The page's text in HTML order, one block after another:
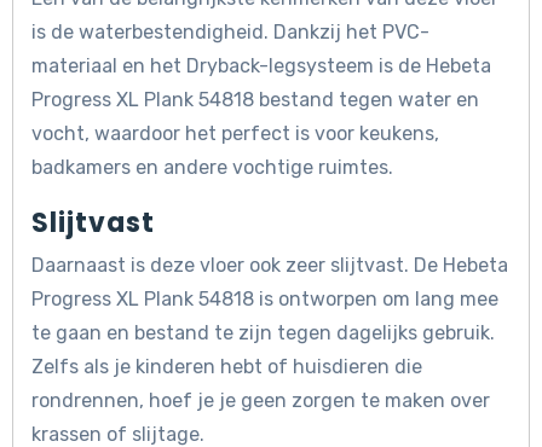
is de waterbestendigheid. Dankzij het PVC-
materiaal en het Dryback-legsysteem is de Hebeta
Progress XL Plank 54818 bestand tegen water en
vocht, waardoor het perfect is voor keukens,
badkamers en andere vochtige ruimtes.
Slijtvast
Daarnaast is deze vloer ook zeer slijtvast. De Hebeta
Progress XL Plank 54818 is ontworpen om lang mee
te gaan en bestand te zijn tegen dagelijks gebruik.
Zelfs als je kinderen hebt of huisdieren die
rondrennen, hoef je je geen zorgen te maken over
krassen of slijtage.